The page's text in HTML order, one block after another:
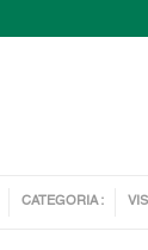
CATEGORIA :